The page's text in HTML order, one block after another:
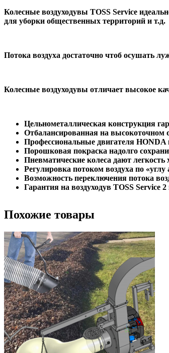
Колесные воздуходувы TOSS Service
для уборки общественных территорий и т.д.
Потока воздуха достаточно чтоб осушать
Колесные воздуходувы отличает высокое
Цельнометаллическая конструкция
Отбалансированная на высокоточном
Профессиональные двигателя HONDA
Порошковая покраска надолго
Пневматические колеса дают
Регулировка потоком воздуха по
Возможность переключения потока
Гарантия на воздуходув TOSS Service
Похожие товары